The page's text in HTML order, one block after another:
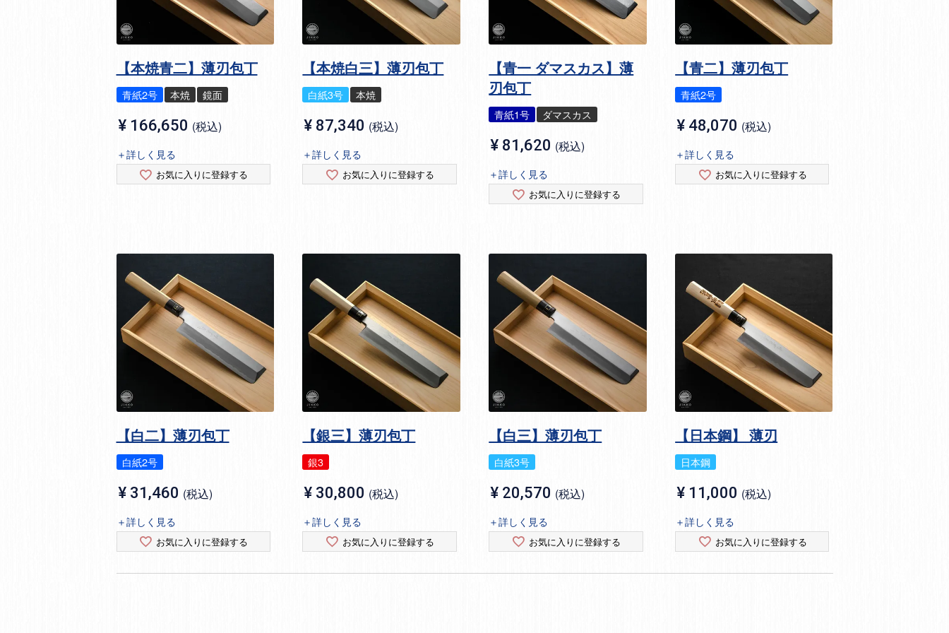
【本焼青二】薄刃包丁
青紙2号 本焼 鏡面
¥ 166,650 税込
＋詳しく見る
お気に入りに登録する
【本焼白三】薄刃包丁
白紙3号 本焼
¥ 87,340 税込
＋詳しく見る
お気に入りに登録する
【青一 ダマスカス】薄
刃包丁
青紙1号 ダマスカス
¥ 81,620 税込
＋詳しく見る
お気に入りに登録する
【青二】薄刃包丁
青紙2号
¥ 48,070 税込
＋詳しく見る
お気に入りに登録する
【白二】薄刃包丁
白紙2号
¥ 31,460 税込
＋詳しく見る
お気に入りに登録する
【銀三】薄刃包丁
銀3
¥ 30,800 税込
＋詳しく見る
お気に入りに登録する
【白三】薄刃包丁
白紙3号
¥ 20,570 税込
＋詳しく見る
お気に入りに登録する
【日本鋼】 薄刃
日本鋼
¥ 11,000 税込
＋詳しく見る
お気に入りに登録する